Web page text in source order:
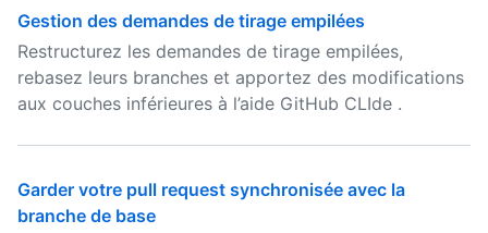
Gestion des demandes de tirage empilées
Restructurez les demandes de tirage empilées,
rebasez leurs branches et apportez des modifications
aux couches inférieures à l’aide GitHub CLIde .
Garder votre pull request synchronisée avec la
branche de base